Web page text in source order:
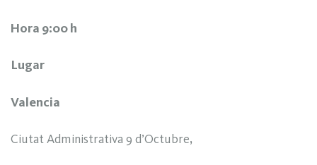
Hora 9:00 h
Lugar
Valencia
Ciutat Administrativa 9 d’Octubre,